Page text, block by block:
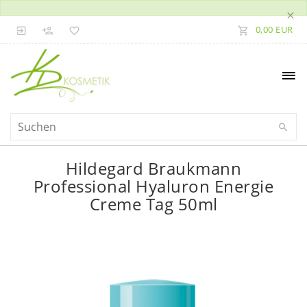
×
0,00 EUR
Hildegard Braukmann
Professional Hyaluron Energie
Creme Tag 50ml